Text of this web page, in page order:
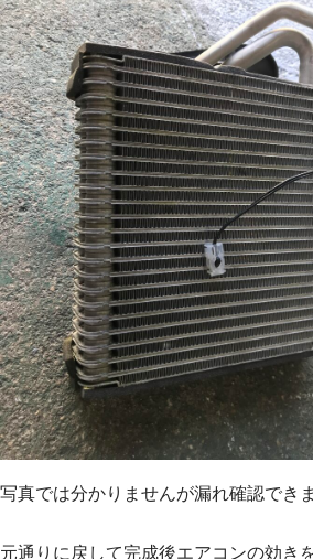
写真では分かりませんが漏れ確認でき
元通りに戻して完成後エアコンの効き